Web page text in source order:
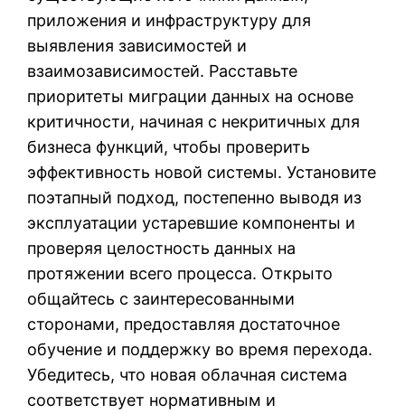
приложения и инфраструктуру для
выявления зависимостей и
взаимозависимостей. Расставьте
приоритеты миграции данных на основе
критичности, начиная с некритичных для
бизнеса функций, чтобы проверить
эффективность новой системы. Установите
поэтапный подход, постепенно выводя из
эксплуатации устаревшие компоненты и
проверяя целостность данных на
протяжении всего процесса. Открыто
общайтесь с заинтересованными
сторонами, предоставляя достаточное
обучение и поддержку во время перехода.
Убедитесь, что новая облачная система
соответствует нормативным и